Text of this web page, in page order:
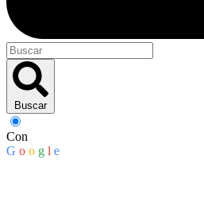
Buscar
Con
G o o g l e